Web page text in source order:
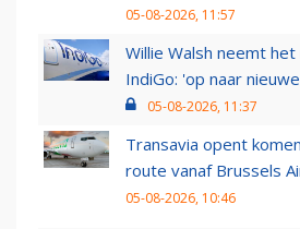
05-08-2026, 11:57
Willie Walsh neemt
IndiGo: 'op naar
05-08-2026, 11:37
Transavia opent
route vanaf Brussels
05-08-2026, 10:46